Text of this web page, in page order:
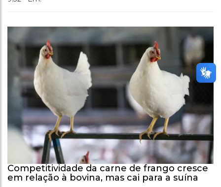
Competitividade da carne de frango cresce
em relação à bovina, mas cai para a suína